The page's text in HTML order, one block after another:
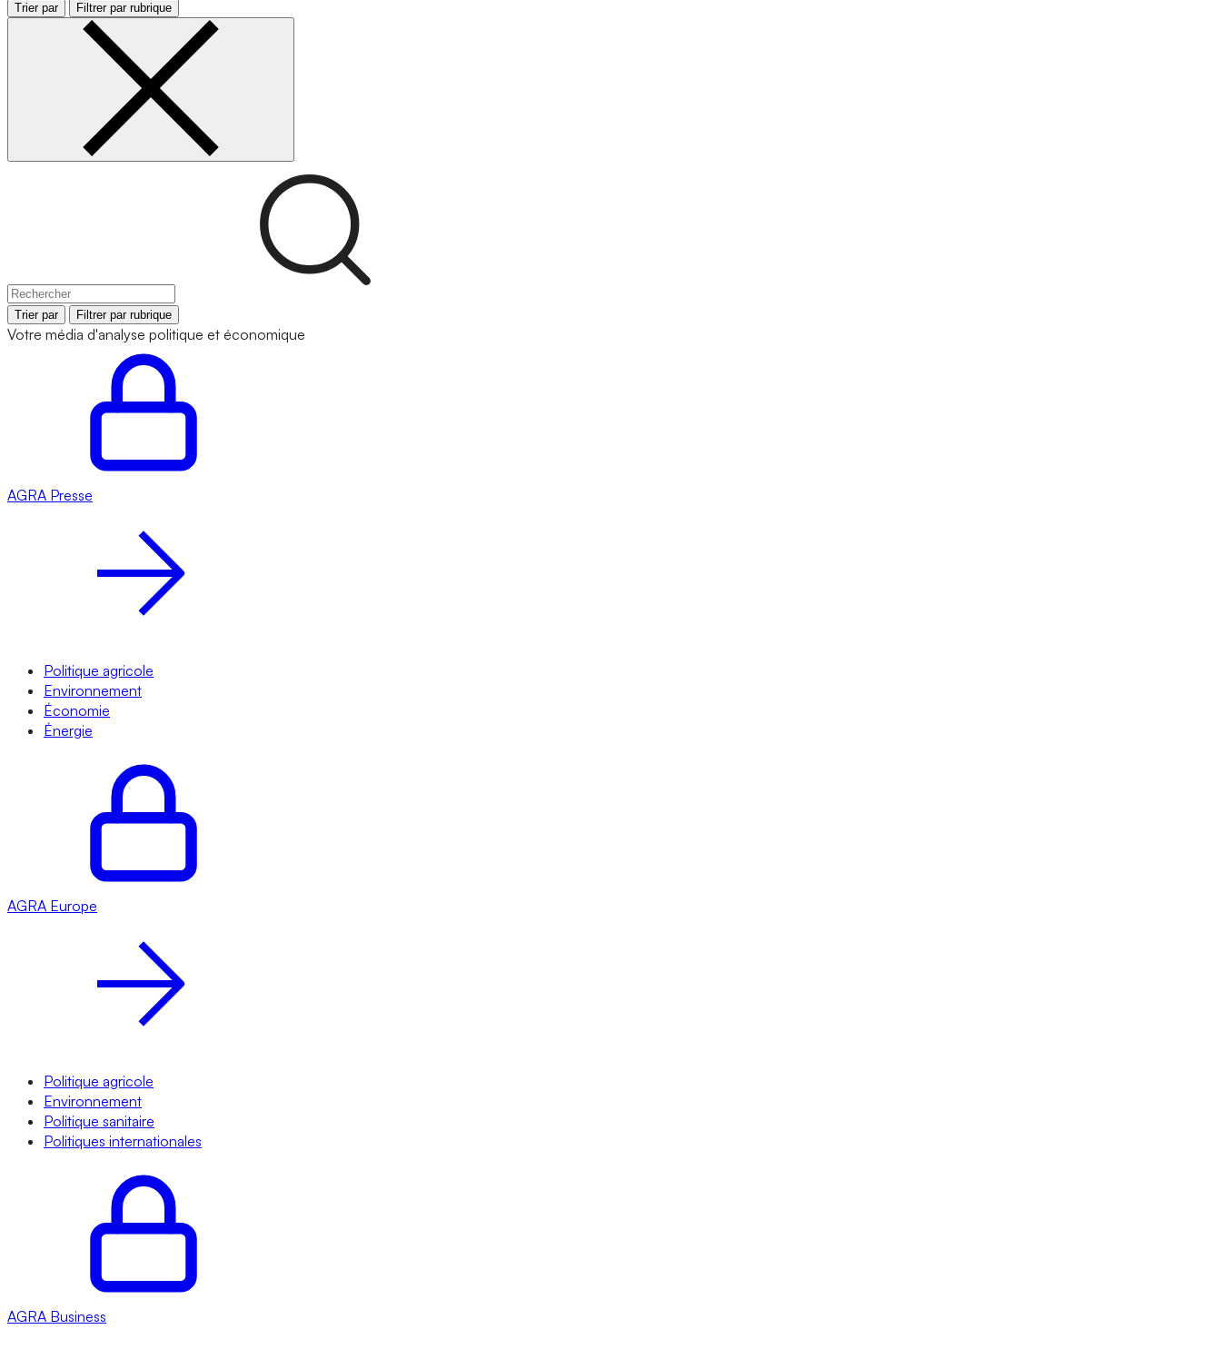
Trier par Filtrer par rubrique
Trier par Filtrer par rubrique
Votre média d'analyse politique et économique
AGRA Presse
Politique agricole
Environnement
Économie
Énergie
AGRA Europe
Politique agricole
Environnement
Politique sanitaire
Politiques internationales
AGRA Business